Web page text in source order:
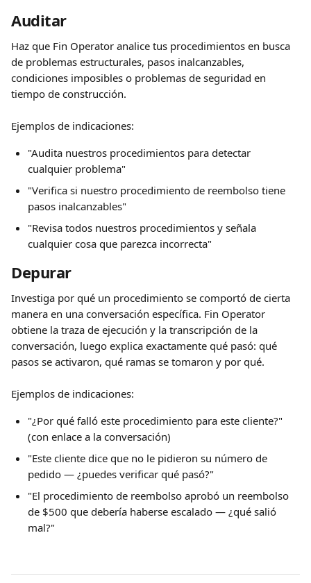
Auditar
Haz que Fin Operator analice tus procedimientos en busca
de problemas estructurales, pasos inalcanzables,
condiciones imposibles o problemas de seguridad en
tiempo de construcción.
Ejemplos de indicaciones:
"Audita nuestros procedimientos para detectar
cualquier problema"
"Verifica si nuestro procedimiento de reembolso tiene
pasos inalcanzables"
"Revisa todos nuestros procedimientos y señala
cualquier cosa que parezca incorrecta"
Depurar
Investiga por qué un procedimiento se comportó de cierta
manera en una conversación específica. Fin Operator
obtiene la traza de ejecución y la transcripción de la
conversación, luego explica exactamente qué pasó: qué
pasos se activaron, qué ramas se tomaron y por qué.
Ejemplos de indicaciones:
"¿Por qué falló este procedimiento para este cliente?"
(con enlace a la conversación)
"Este cliente dice que no le pidieron su número de
pedido — ¿puedes verificar qué pasó?"
"El procedimiento de reembolso aprobó un reembolso
de $500 que debería haberse escalado — ¿qué salió
mal?"